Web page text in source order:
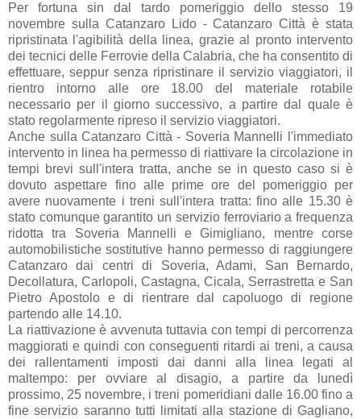
Per fortuna sin dal tardo pomeriggio dello stesso 19
novembre sulla Catanzaro Lido - Catanzaro Città è stata
ripristinata l'agibilità della linea, grazie al pronto intervento
dei tecnici delle Ferrovie della Calabria, che ha consentito di
effettuare, seppur senza ripristinare il servizio viaggiatori, il
rientro intorno alle ore 18.00 del materiale rotabile
necessario per il giorno successivo, a partire dal quale è
stato regolarmente ripreso il servizio viaggiatori.
Anche sulla Catanzaro Città - Soveria Mannelli l'immediato
intervento in linea ha permesso di riattivare la circolazione in
tempi brevi sull'intera tratta, anche se in questo caso si è
dovuto aspettare fino alle prime ore del pomeriggio per
avere nuovamente i treni sull'intera tratta: fino alle 15.30 è
stato comunque garantito un servizio ferroviario a frequenza
ridotta tra Soveria Mannelli e Gimigliano, mentre corse
automobilistiche sostitutive hanno permesso di raggiungere
Catanzaro dai centri di Soveria, Adami, San Bernardo,
Decollatura, Carlopoli, Castagna, Cicala, Serrastretta e San
Pietro Apostolo e di rientrare dal capoluogo di regione
partendo alle 14.10.
La riattivazione è avvenuta tuttavia con tempi di percorrenza
maggiorati e quindi con conseguenti ritardi ai treni, a causa
dei rallentamenti imposti dai danni alla linea legati al
maltempo: per ovviare al disagio, a partire da lunedì
prossimo, 25 novembre, i treni pomeridiani dalle 16.00 fino a
fine servizio saranno tutti limitati alla stazione di Gagliano,